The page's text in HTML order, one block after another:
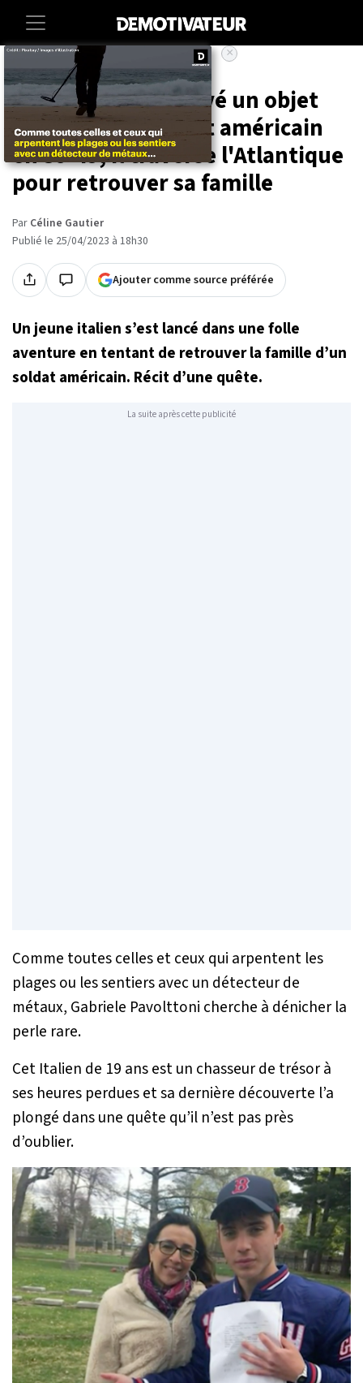
Accueil Societe
Après avoir retrouvé un objet
perdu par un soldat américain
en 39-45, il traverse l'Atlantique
pour retrouver sa famille
Par Céline Gautier
Publié le 25/04/2023 à 18h30
Ajouter comme source préférée
×
Un jeune italien s’est lancé dans une folle
aventure en tentant de retrouver la famille d’un
soldat américain. Récit d’une quête.
La suite après cette publicité
Comme toutes celles et ceux qui arpentent les
plages ou les sentiers avec un détecteur de
métaux, Gabriele Pavolttoni cherche à dénicher la
perle rare.
Cet Italien de 19 ans est un chasseur de trésor à
ses heures perdues et sa dernière découverte l’a
plongé dans une quête qu’il n’est pas près
d’oublier.